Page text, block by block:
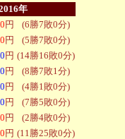
年
円
(6勝7敗0分)
円
(5勝7敗0分)
円 (14勝16敗0分)
円
(8勝7敗1分)
円
(4勝1敗0分)
円
(7勝5敗0分)
円
(2勝4敗0分)
円 (11勝25敗0分)